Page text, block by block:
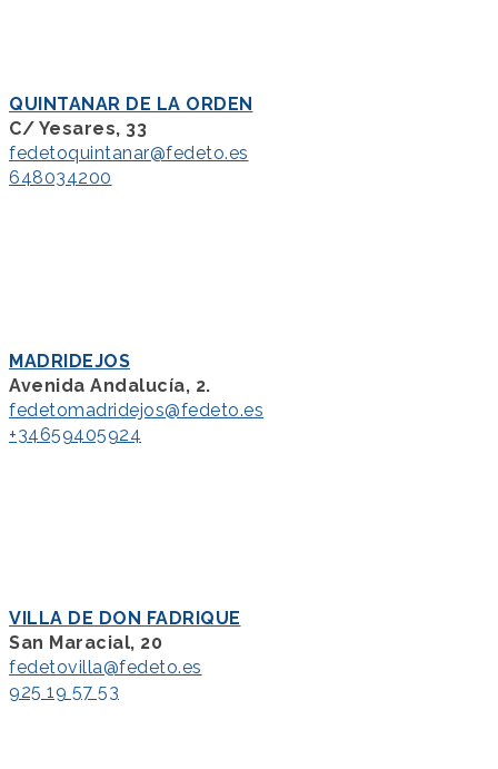
QUINTANAR DE LA ORDEN
C/ Yesares, 33
fedetoquintanar@fedeto.es
648034200
MADRIDEJOS
Avenida Andalucía, 2.
fedetomadridejos@fedeto.es
+34659405924
VILLA DE DON FADRIQUE
San Maracial, 20
fedetovilla@fedeto.es
925 19 57 53